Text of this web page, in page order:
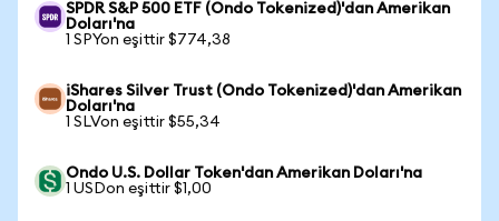
SPDR S&P 500 ETF (Ondo Tokenized)'dan Amerikan
Doları'na
1 SPYon eşittir $774,38
iShares Silver Trust (Ondo Tokenized)'dan Amerikan
Doları'na
1 SLVon eşittir $55,34
Ondo U.S. Dollar Token'dan Amerikan Doları'na
1 USDon eşittir $1,00